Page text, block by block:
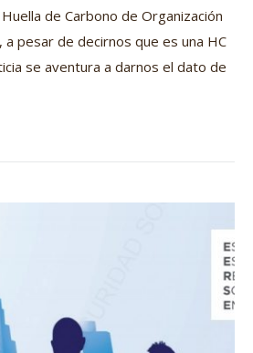
de Carbono de Organización
a pesar de decirnos que es una HC
se aventura a darnos el dato de